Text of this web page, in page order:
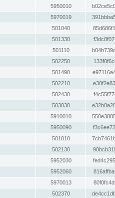
5950010
5970019
501040
501330
501110
502250
501490
502210
502430
503030
5910010
5950090
501010
502130
5952030
5952060
5970013
502370